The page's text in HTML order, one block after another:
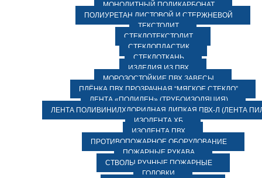
МОНОЛИТНЫЙ ПОЛИКАРБОНАТ
ПОЛИУРЕТАН ЛИСТОВОЙ И СТЕРЖНЕВОЙ
ТЕКСТОЛИТ
СТЕКЛОТЕКСТОЛИТ
СТЕКЛОПЛАСТИК
СТЕКЛОТКАНЬ
ИЗДЕЛИЯ ИЗ ПВХ
МОРОЗОСТОЙКИЕ ПВХ ЗАВЕСЫ
ПЛЁНКА ПВХ ПРОЗРАЧНАЯ “МЯГКОЕ СТЕКЛО”
ЛЕНТА «ПОЛИЛЕН» (ТРУБОИЗОЛЯЦИЯ)
ЛЕНТА ПОЛИВИНИЛХЛОРИДНАЯ ЛИПКАЯ ПВХ-Л (ЛЕНТА
ИЗОЛЕНТА ХБ
ИЗОЛЕНТА ПВХ
ПРОТИВОПОЖАРНОЕ ОБОРУДОВАНИЕ
ПОЖАРНЫЕ РУКАВА
СТВОЛЫ РУЧНЫЕ ПОЖАРНЫЕ
ГОЛОВКИ